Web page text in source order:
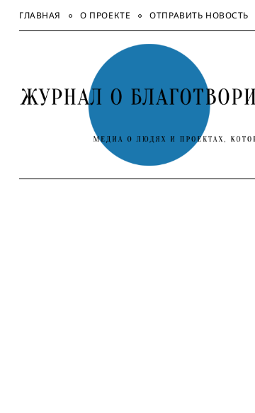
SkipГЛАВНАЯ О ПРОЕКТЕ ОТПРАВИТЬ НОВОСТЬ